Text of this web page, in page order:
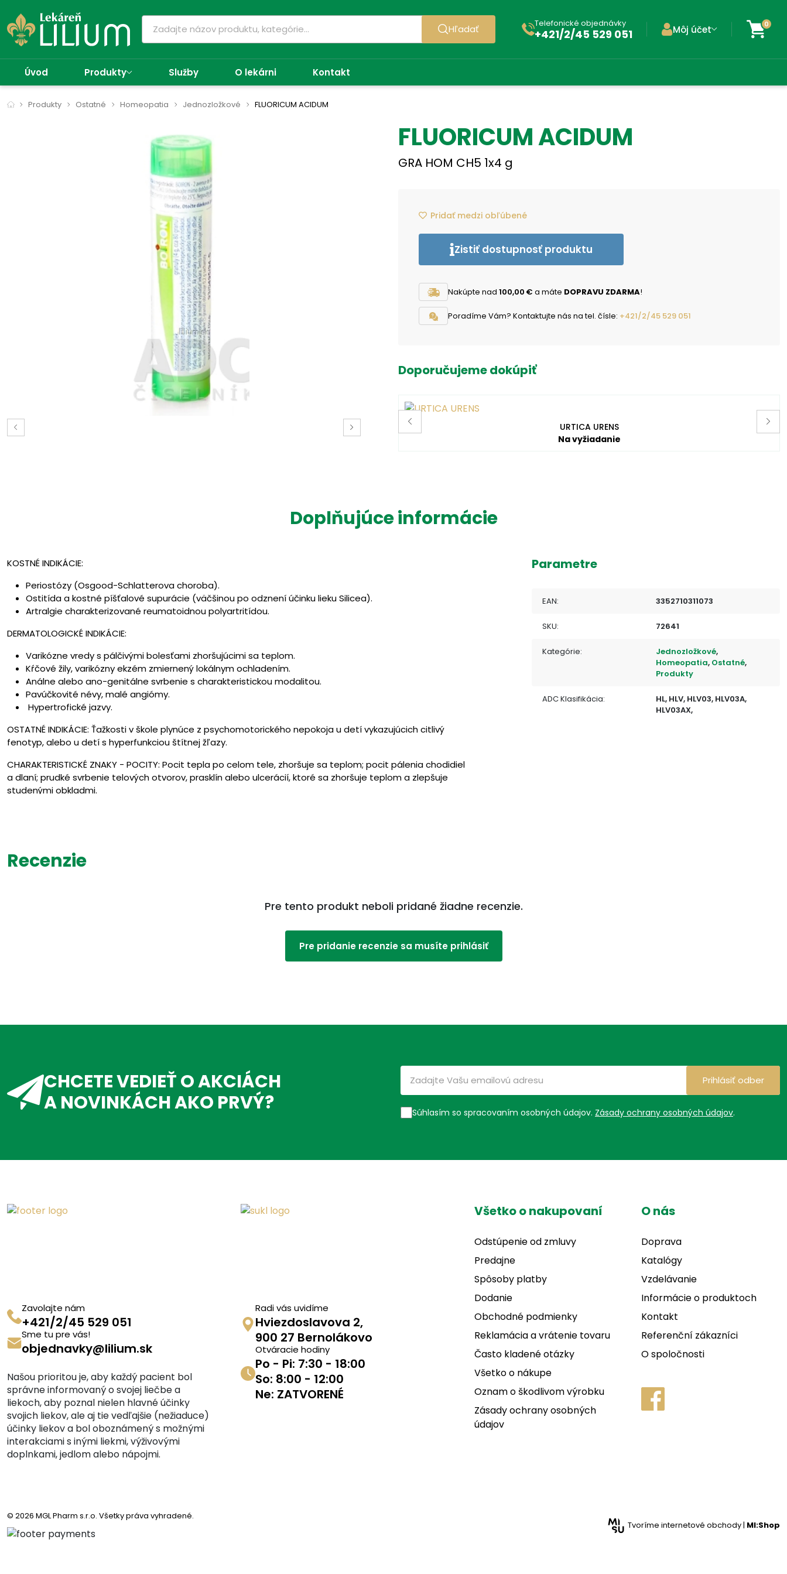
Hľadať Telefonické objednávky
+421/2/45 529 051 Môj účet 0
Úvod Produkty Služby O lekárni Kontakt
Produkty Ostatné Homeopatia Jednozložkové FLUORICUM ACIDUM
FLUORICUM ACIDUM
GRA HOM CH5 1x4 g
Pridať medzi obľúbené
Zistiť dostupnosť produktu
Nakúpte nad 100,00 € a máte DOPRAVU ZDARMA!
Poradíme Vám? Kontaktujte nás na tel. čísle: +421/2/45 529 051
Doporučujeme dokúpiť
URTICA URENS
Na vyžiadanie
Doplňujúce informácie
KOSTNÉ INDIKÁCIE:
Periostózy (Osgood-Schlatterova choroba).
Ostitída a kostné píšťalové supurácie (väčšinou po odznení účinku lieku Silicea).
Artralgie charakterizované reumatoidnou polyartritídou.
DERMATOLOGICKÉ INDIKÁCIE:
Varikózne vredy s pálčivými bolesťami zhoršujúcimi sa teplom.
Kŕčové žily, varikózny ekzém zmiernený lokálnym ochladením.
Análne alebo ano-genitálne svrbenie s charakteristickou modalitou.
Pavúčkovité névy, malé angiómy.
Hypertrofické jazvy.
OSTATNÉ INDIKÁCIE: Ťažkosti v škole plynúce z psychomotorického nepokoja u detí vykazujúcich citlivý
fenotyp, alebo u detí s hyperfunkciou štítnej žľazy.
CHARAKTERISTICKÉ ZNAKY - POCITY: Pocit tepla po celom tele, zhoršuje sa teplom; pocit pálenia chodidiel
a dlaní; prudké svrbenie telových otvorov, prasklín alebo ulcerácií, ktoré sa zhoršuje teplom a zlepšuje
studenými obkladmi.
dráždiace exkrécie; túžba po studených nápojoch, korenených a pálivých jedlách.
Parametre
EAN: 3352710311073
SKU: 72641
Kategórie: Jednozložkové,
Homeopatia, Ostatné,
Produkty
ADC Klasifikácia:
HL, HLV, HLV03, HLV03A,
HLV03AX,
Recenzie
Pre tento produkt neboli pridané žiadne recenzie.
Pre pridanie recenzie sa musíte prihlásiť
CHCETE VEDIEŤ O AKCIÁCH
A NOVINKÁCH AKO PRVÝ?
Súhlasím so spracovaním osobných údajov. Zásady ochrany osobných údajov.
Prihlásiť odber
Zavolajte nám
+421/2/45 529 051
Sme tu pre vás!
objednavky@lilium.sk
Našou prioritou je, aby každý pacient bol
správne informovaný o svojej liečbe a
liekoch, aby poznal nielen hlavné účinky
svojich liekov, ale aj tie vedľajšie (nežiaduce)
účinky liekov a bol oboznámený s možnými
interakciami s inými liekmi, výživovými
doplnkami, jedlom alebo nápojmi.
Radi vás uvidíme
Hviezdoslavova 2,
900 27 Bernolákovo
Otváracie hodiny
Po - Pi: 7:30 - 18:00
So: 8:00 - 12:00
Ne: ZATVORENÉ
Všetko o nakupovaní
Odstúpenie od zmluvy
Predajne
Spôsoby platby
Dodanie
Obchodné podmienky
Reklamácia a vrátenie tovaru
Často kladené otázky
Všetko o nákupe
Oznam o škodlivom výrobku
Zásady ochrany osobných
údajov
O nás
Doprava
Katalógy
Vzdelávanie
Informácie o produktoch
Kontakt
Referenční zákazníci
O spoločnosti
© 2026 MGL Pharm s.r.o. Všetky práva vyhradené.
Tvoríme internetové obchody | MI:Shop